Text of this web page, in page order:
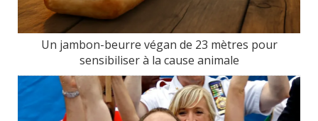
Un jambon-beurre végan de 23 mètres pour
sensibiliser à la cause animale